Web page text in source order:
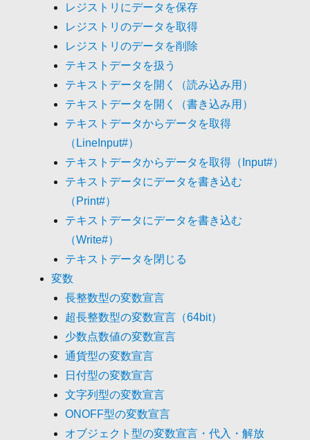
レジストリにデータを保存
レジストリのデータを取得
レジストリのデータを削除
テキストデータを扱う
テキストデータを開く（読み込み用）
テキストデータを開く（書き込み用）
テキストデータからデータを取得
（LineInput#）
テキストデータからデータを取得（Input#）
テキストデータにデータを書き込む
（Print#）
テキストデータにデータを書き込む
（Write#）
テキストデータを閉じる
変数
長整数型の変数宣言
超長整数型の変数宣言（64bit）
少数点数値の変数宣言
通貨型の変数宣言
日付型の変数宣言
文字列型の変数宣言
ONOFF型の変数宣言
オブジェクト型の変数宣言・代入・解放